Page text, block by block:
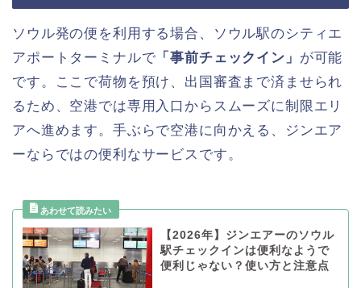
ソウル発の便を利用する場合、ソウル駅のシティエ
アポートターミナルで 「事前チェックイン」 が可能
です。ここで荷物を預け、出国審査まで済ませられ
るため、空港では専用入口からスムーズに制限エリ
アへ進めます。手ぶらで空港に向かえる、ジンエア
ーならではの便利なサービスです。
【2026年】ジンエアーのソウル
駅チェックインは便利なようで
便利じゃない？使い方と注意点